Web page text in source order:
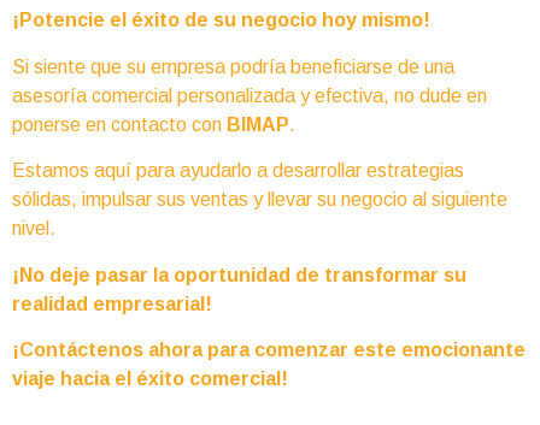
¡Potencie el éxito de su negocio hoy mismo!
Si siente que su empresa podría beneficiarse de una
asesoría comercial personalizada y efectiva, no dude en
ponerse en contacto con BIMAP.
Estamos aquí para ayudarlo a desarrollar estrategias
sólidas, impulsar sus ventas y llevar su negocio al siguiente
nivel.
¡No deje pasar la oportunidad de transformar su
realidad empresarial!
¡Contáctenos ahora para comenzar este emocionante
viaje hacia el éxito comercial!